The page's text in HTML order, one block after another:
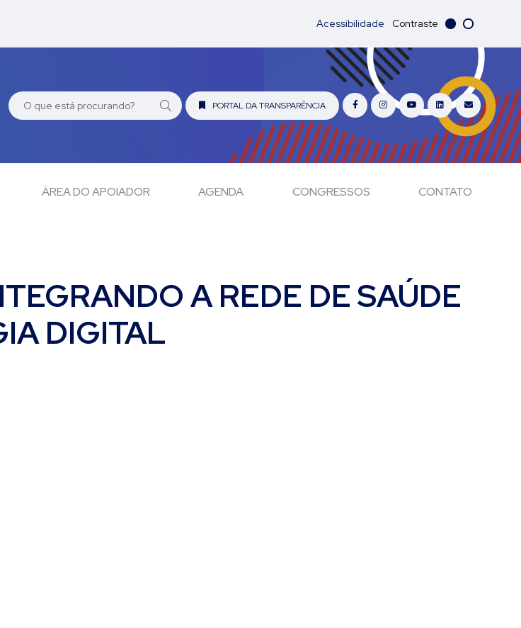
Acessibilidade Contraste
PORTAL DA TRANSPARÊNCIA
ÁREA DO APOIADOR AGENDA CONGRESSOS CONTATO
A REDE DE SAÚDE
DIGITAL